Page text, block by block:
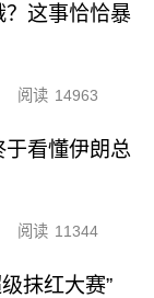
？这事恰恰暴
阅读 14963
看懂伊朗总
阅读 11344
抹红大赛”